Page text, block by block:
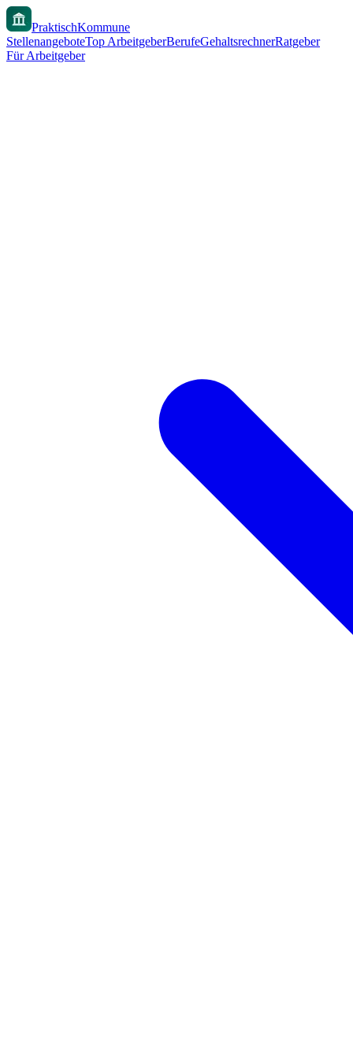
PraktischKommune
StellenangeboteTop ArbeitgeberBerufeGehaltsrechnerRatgeber
Für Arbeitgeber